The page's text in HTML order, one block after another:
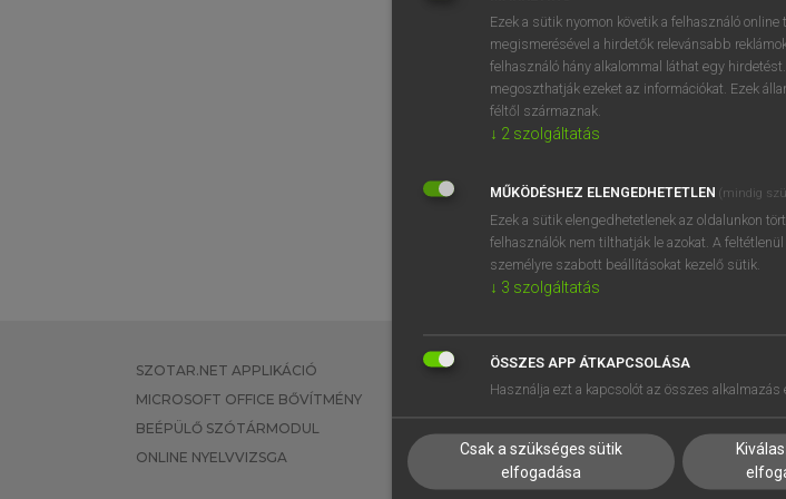
BELÉPÉS
SZOTAR.NET APPLIKÁCIÓ
MICROSOFT OFFICE BŐVÍTMÉNY
BEÉPÜLŐ SZÓTÁRMODUL
ONLINE NYELVVIZSGA
EGYÉNI FELHASZNÁLÓKNAK
TANULÓKNAK
VÁLLALATI MEGOLDÁSOK
SÚGÓ
RÓLUNK
SÜTI BEÁLLÍTÁSOK
Ezek a sütik nyomon követik a felhasználó
megismerésével a hirdetők relevánsabb
felhasználó hány alkalommal láthat egy
megoszthatják ezeket az információkat. Ezek
féltől származnak.
↓ 2 szolgáltatás
MŰKÖDÉSHEZ ELENGEDHETETLEN (mindig
Ezek a sütik elengedhetetlenek az oldalunkon
felhasználók nem tilthatják le azokat. A
személyre szabott beállításokat kezelő sütik.
↓ 3 szolgáltatás
ÖSSZES APP ÁTKAPCSOLÁSA
Használja ezt a kapcsolót az összes
Csak a szükséges sütik
elfogadása